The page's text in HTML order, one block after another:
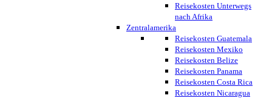
Reisekosten Unterwegs
nach Afrika
Zentralamerika
Reisekosten Guatemala
Reisekosten Mexiko
Reisekosten Belize
Reisekosten Panama
Reisekosten Costa Rica
Reisekosten Nicaragua